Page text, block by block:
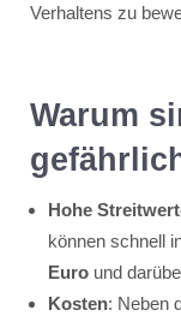
Verhaltens zu
Warum
Hohe
können schnell
Euround
Kosten: Neben